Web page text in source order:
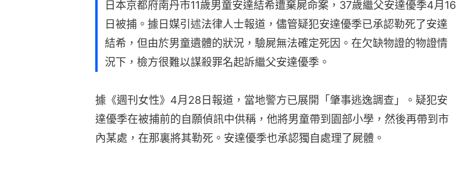
日本京都府南丹市11歲男童安達結希遭棄屍命案，37歲繼父安達優季4月16
日被捕。據日媒引述法律人士報道，儘管疑犯安達優季已承認勒死了安達
結希，但由於男童遺體的狀況，驗屍無法確定死因。在欠缺物證的物證情
況下，檢方很難以謀殺罪名起訴繼父安達優季。
據《週刊女性》4月28日報道，當地警方已展開「肇事逃逸調查」。疑犯安
達優季在被捕前的自願偵訊中供稱，他將男童帶到園部小學，然後再帶到市
內某處，在那裏將其勒死。安達優季也承認獨自處理了屍體。